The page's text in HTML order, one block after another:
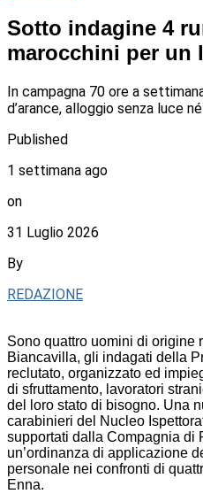
Sotto indagine 4
marocchini per un
In campagna 70 ore a
d’arance, alloggio senza luce
Published
1 settimana ago
on
31 Luglio 2026
By
REDAZIONE
Sono quattro uomini di origine
Biancavilla, gli indagati della
reclutato, organizzato ed
di sfruttamento, lavoratori
del loro stato di bisogno. Una
carabinieri del Nucleo
supportati dalla Compagnia di
un’ordinanza di applicazione
personale nei confronti di
Enna.